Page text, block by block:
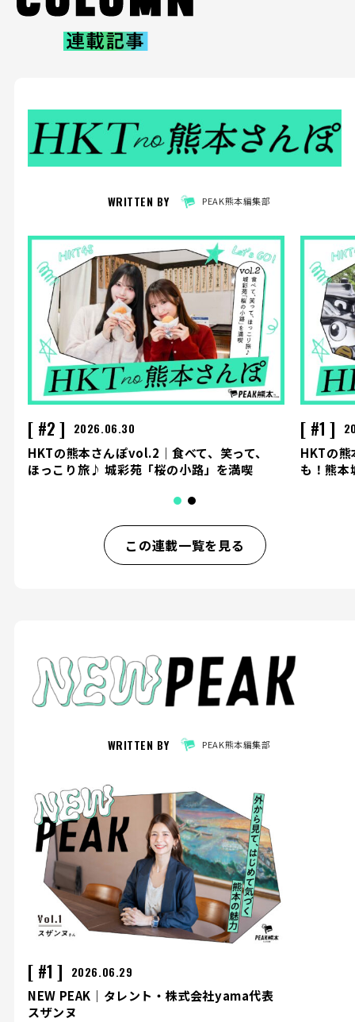
WRITTEN BY PEAK熊本編集部
#2
2026.06.30
HKTの熊本さんぽvol.2｜食べて、笑って、
ほっこり旅♪ 城彩苑「桜の小路」を満喫
#1
HKTの
も！熊本
この連載一覧を見る
WRITTEN BY PEAK熊本編集部
#1
2026.06.29
NEW PEAK｜タレント・株式会社yama代表
スザンヌ